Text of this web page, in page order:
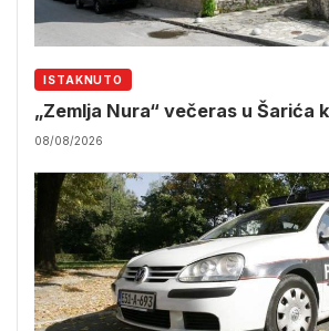
ISTAKNUTO
„Zemlja Nura“ večeras u Šarića
08/08/2026